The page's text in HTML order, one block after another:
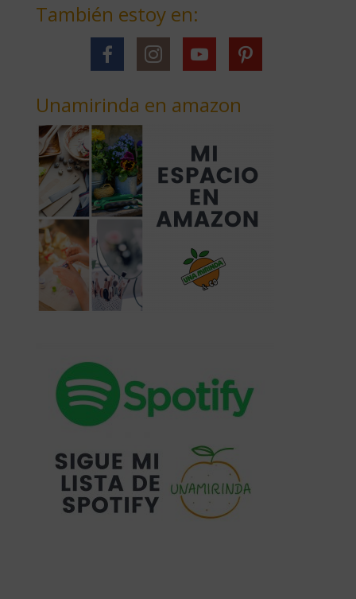
También estoy en:
Unamirinda en amazon